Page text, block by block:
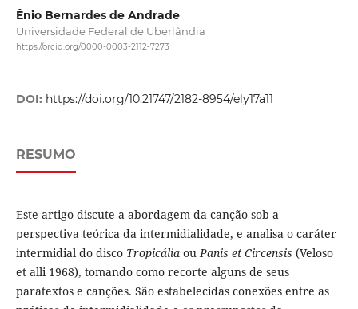
Ênio Bernardes de Andrade
Universidade Federal de Uberlândia
https://orcid.org/0000-0003-2112-7273
DOI: https://doi.org/10.21747/2182-8954/ely17a11
RESUMO
Este artigo discute a abordagem da canção sob a
perspectiva teórica da intermidialidade, e analisa o caráter
intermidial do discoTropicáliaouPanis et Circensis (Veloso
et alli 1968), tomando como recorte alguns de seus
paratextos e canções. São estabelecidas conexões entre as